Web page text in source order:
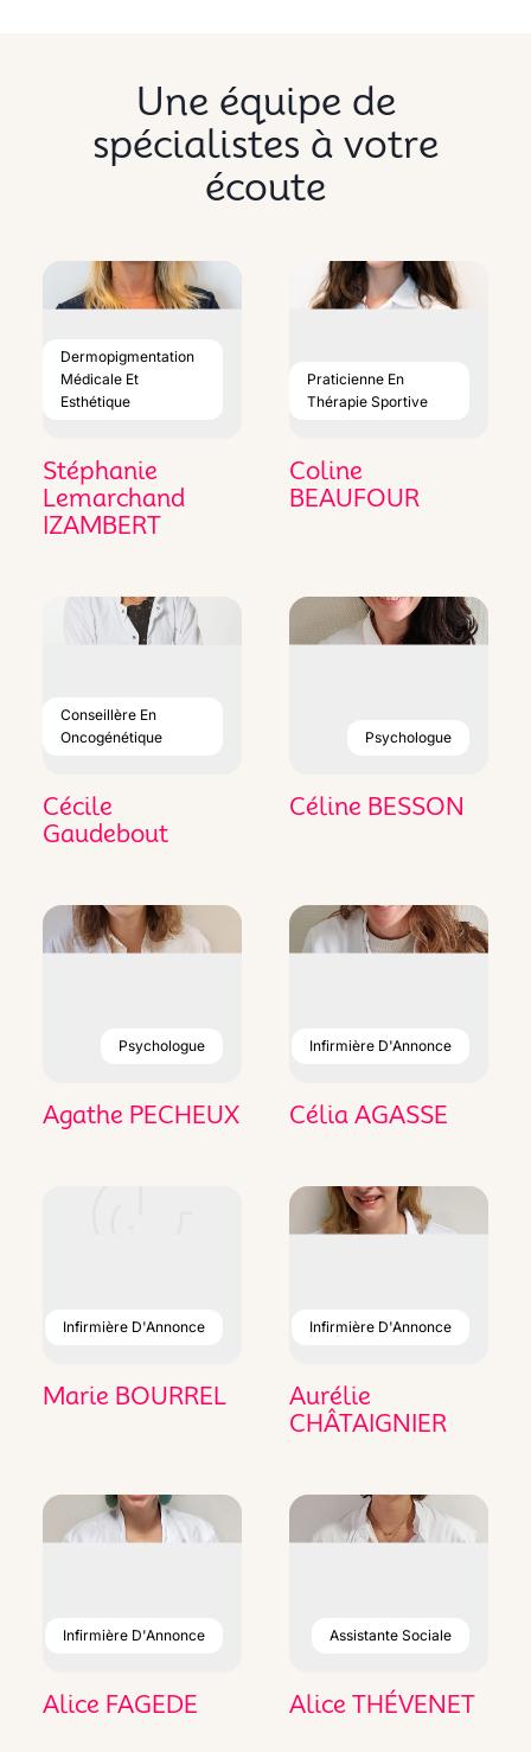
Une équipe de
spécialistes à votre
écoute
Dermopigmentation
Médicale Et
Esthétique
Stéphanie
Lemarchand
IZAMBERT
Praticienne En
Thérapie Sportive
Coline
BEAUFOUR
Conseillère En
Oncogénétique
Cécile
Gaudebout
Psychologue
Céline BESSON
Psychologue
Agathe PECHEUX
Infirmière D'Annonce
Célia AGASSE
Infirmière D'Annonce
Marie BOURREL
Infirmière D'Annonce
Aurélie
CHÂTAIGNIER
Infirmière D'Annonce
Alice FAGEDE
Assistante Sociale
Alice THÉVENET